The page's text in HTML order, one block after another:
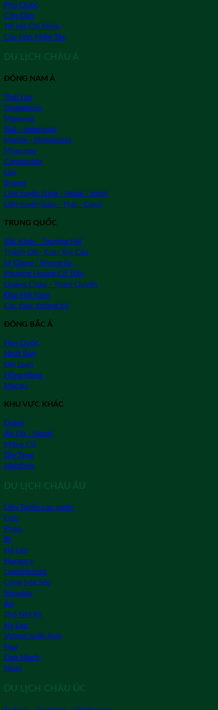
Phú Quốc
Côn Đảo
TP. Hồ Chí Minh
Các tỉnh Miền Tây
DU LỊCH CHÂU Á
ĐÔNG NAM Á
Thái Lan
Singgapore
Malaysia
Bali - Indonesia
Manila - Philippines
Myanmar
Campuchia
Lào
Brunei
Liên tuyến (Sing - Malai - Indo)
Liên tuyến (Lào - Thái - Cam)
TRUNG QUỐC
Bắc Kinh - Thượng Hải
Thành Đô - Cửu Trại Câu
Lệ Giang - Shangrila
Phượng Hoàng Cổ Trấn
Quảng Châu - Thâm Quyến
Đảo Hải Nam
Các tour đường bộ
ĐÔNG BẮC Á
Hàn Quốc
Nhật Bản
Đài Loan
Hồng Kông
Macau
KHU VỰC KHÁC
Dubai
Ấn Độ - Nepal
Mông Cổ
Tây Tạng
Maldives
DU LỊCH CHÂU ÂU
Liên Tuyến các nước
Đức
Pháp
Bỉ
Hà Lan
Hungary
Luxembourg
Cộng hòa Séc
Slovakia
Áo
Thổ Nhĩ Kỳ
Hy Lạp
Vương quốc Anh
Nga
Đan Mạch
Nauy
DU LỊCH CHÂU ÚC